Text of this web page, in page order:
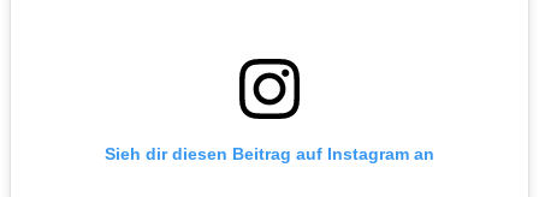
Sieh dir diesen Beitrag auf Instagram an